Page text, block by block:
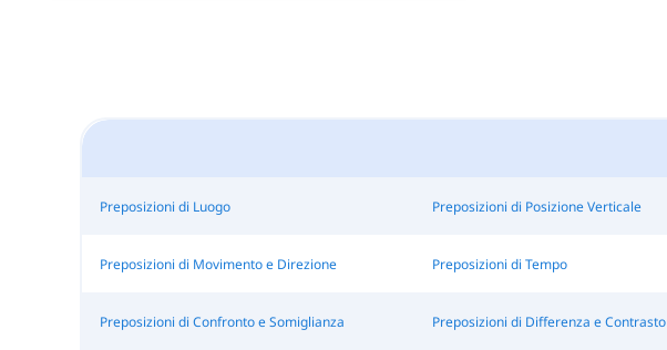
Preposizioni di Luogo Preposizioni di Posizione Verticale
Preposizioni di Movimento e Direzione Preposizioni di Tempo
Preposizioni di Confronto e Somiglianza Preposizioni di Differenza e Contrasto